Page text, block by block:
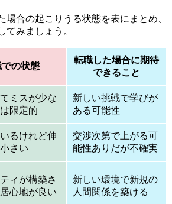
場合の起こりうる状態を表にまとめ、
てみましょう。
の状態
転職した場合に期待
できること
ミスが少な
限定的
新しい挑戦で学びが
ある可能性
るけれど伸
さい
交渉次第で上がる可
能性ありだが不確実
ィが構築さ
心地が良い
新しい環境で新規の
人間関係を築ける